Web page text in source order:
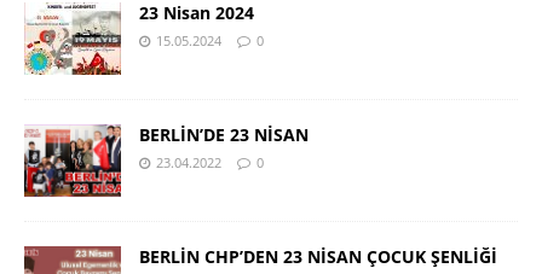
23 Nisan 2024
15.05.2024 0
BERLİN’DE 23 NİSAN
23.04.2022 0
BERLİN CHP’DEN 23 NİSAN ÇOCUK ŞENLİĞİ